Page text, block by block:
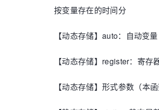
按变量存在的时间分
【动态存储】auto：自动变
【动态存储】register：寄存
【动态存储】形式参数（本函